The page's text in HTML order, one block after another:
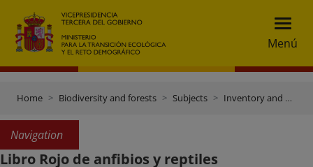
Menú
Home Biodiversity and forests Subjects Inventory and data gateway
Navigation
Libro Rojo de anfibios y reptiles